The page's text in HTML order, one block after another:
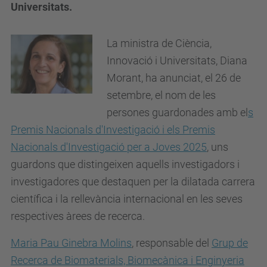
Universitats.
La ministra de Ciència,
Innovació i Universitats, Diana
Morant, ha anunciat, el 26 de
setembre, el nom de les
persones guardonades amb el s
Premis Nacionals d'Investigació i els Premis
Nacionals d'Investigació per a Joves 2025, uns
guardons que distingeixen aquells investigadors i
investigadores que destaquen per la dilatada carrera
científica i la rellevància internacional en les seves
respectives àrees de recerca.
Maria Pau Ginebra Molins, responsable del Grup de
Recerca de Biomaterials, Biomecànica i Enginyeria